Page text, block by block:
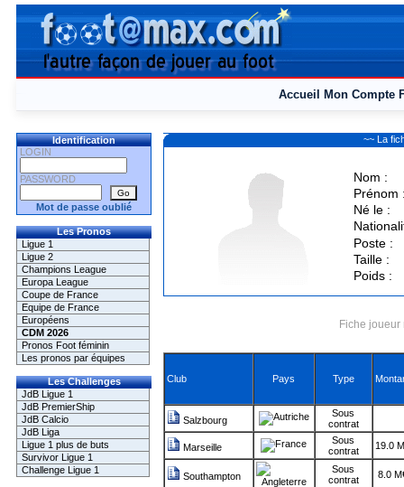
Accueil Mon Compte
Identification
LOGIN
PASSWORD
Mot de passe oublié
Les Pronos
Ligue 1
Ligue 2
Champions League
Europa League
Coupe de France
Equipe de France
Européens
CDM 2026
Pronos Foot féminin
Les pronos par équipes
Les Challenges
JdB Ligue 1
JdB PremierShip
JdB Calcio
JdB Liga
Ligue 1 plus de buts
Survivor Ligue 1
Challenge Ligue 1
~~ La
Nom :
Prénom
Né le :
Poste :
Taille :
Poids :
Fiche
Club Pays Type
Salzbourg
Sous
contrat
Marseille
Sous
contrat
19.0
Southampton
Sous
contrat
8.0